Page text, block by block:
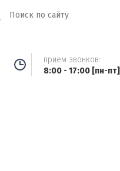
прием звонков:
8:00 - 17:00 [пн-пт]